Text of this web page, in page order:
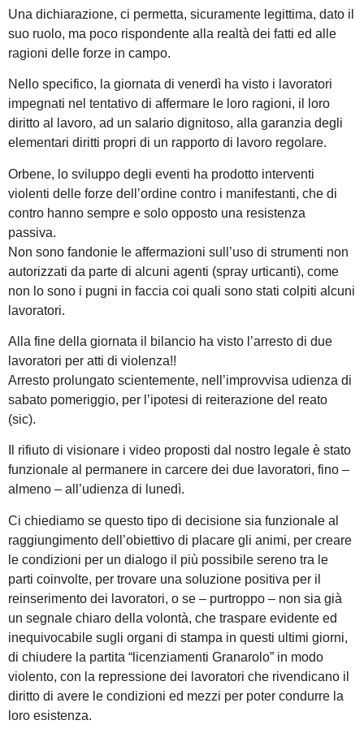
Una dichiarazione, ci permetta, sicuramente legittima, dato il
suo ruolo, ma poco rispondente alla realtà dei fatti ed alle
ragioni delle forze in campo.
Nello specifico, la giornata di venerdì ha visto i lavoratori
impegnati nel tentativo di affermare le loro ragioni, il loro
diritto al lavoro, ad un salario dignitoso, alla garanzia degli
elementari diritti propri di un rapporto di lavoro regolare.
Orbene, lo sviluppo degli eventi ha prodotto interventi
violenti delle forze dell’ordine contro i manifestanti, che di
contro hanno sempre e solo opposto una resistenza
passiva.
Non sono fandonie le affermazioni sull’uso di strumenti non
autorizzati da parte di alcuni agenti (spray urticanti), come
non lo sono i pugni in faccia coi quali sono stati colpiti alcuni
lavoratori.
Alla fine della giornata il bilancio ha visto l’arresto di due
lavoratori per atti di violenza!!
Arresto prolungato scientemente, nell’improvvisa udienza di
sabato pomeriggio, per l’ipotesi di reiterazione del reato
(sic).
Il rifiuto di visionare i video proposti dal nostro legale è stato
funzionale al permanere in carcere dei due lavoratori, fino –
almeno – all’udienza di lunedì.
Ci chiediamo se questo tipo di decisione sia funzionale al
raggiungimento dell’obiettivo di placare gli animi, per creare
le condizioni per un dialogo il più possibile sereno tra le
parti coinvolte, per trovare una soluzione positiva per il
reinserimento dei lavoratori, o se – purtroppo – non sia già
un segnale chiaro della volontà, che traspare evidente ed
inequivocabile sugli organi di stampa in questi ultimi giorni,
di chiudere la partita “licenziamenti Granarolo” in modo
violento, con la repressione dei lavoratori che rivendicano il
diritto di avere le condizioni ed mezzi per poter condurre la
loro esistenza.